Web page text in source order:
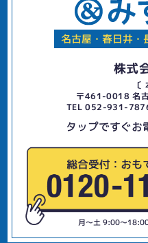
名古屋・春日井・
株式
〔
〒461-0018 名
TEL 052-931-
タップですぐお
月〜土 9:00〜